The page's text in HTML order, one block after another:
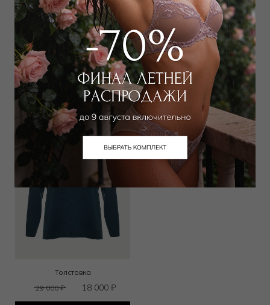
Свитер
22 000
13 950₽
Выбрать размер
Свитер
24 000₽ 15 300₽
Выбрать размер
Толстовка
29 000₽ 18 000₽